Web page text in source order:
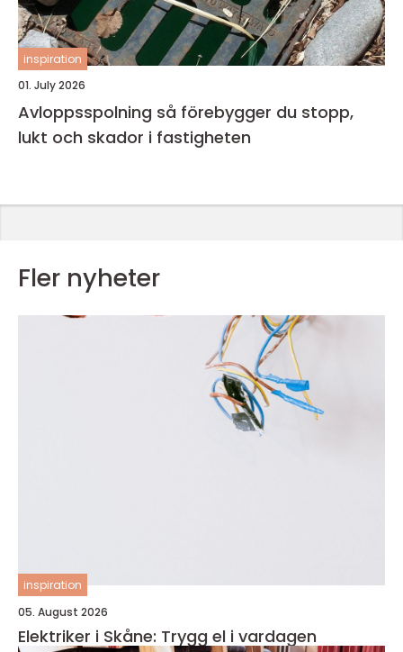
inspiration
01. July 2026
Avloppsspolning så förebygger du stopp,
lukt och skador i fastigheten
Fler nyheter
inspiration
05. August 2026
Elektriker i Skåne: Trygg el i vardagen